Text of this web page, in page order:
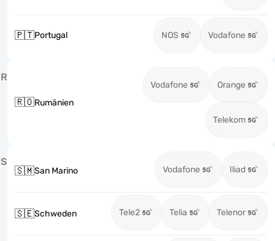
🇵🇹Portugal NOS Vodafone
R
🇷🇴Rumänien
Vodafone Orange
Telekom
S
🇸🇲San Marino Vodafone Iliad
🇸🇪Schweden Tele2 Telia Telenor